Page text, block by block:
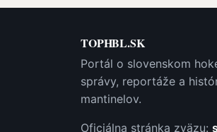
TOPHBL.SK
Portál o slovenskom
správy, reportáže a
mantinelov.
Oficiálna stránka zväzu: